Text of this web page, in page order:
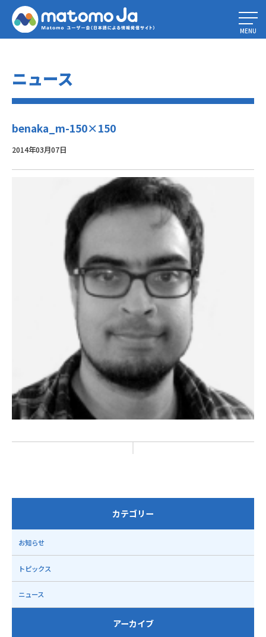
Home» Piwik 2.1 -大規模なパフォーマンスと信頼性の向上
150×150
MENU
ニュース
benaka_m-150×150
2014年03月07日
カテゴリー
お知らせ
トピックス
ニュース
アーカイブ